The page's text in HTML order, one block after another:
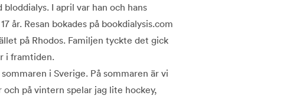
I april var han och hans
år. Resan bokades på bookdialysis.com
på Rhodos. Familjen tyckte det gick
i framtiden.
i Sverige. På sommaren är vi
på vintern spelar jag lite hockey,